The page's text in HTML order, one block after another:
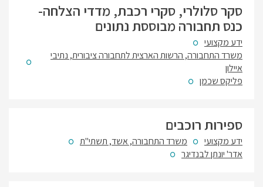
סקר סלולרי, סקרי רכבת, מדדי הצלחה-
כנס תחבורה מבוססת נתונים
ידע מקצועי
משרד התחבורה, הרשות הארצית לתחבורה ציבורית, נתיבי
איילון
פליקס שכמן
ספירות רוכבים
ידע מקצועי
משרד התחבורה, אשד, תשתי"ת
אדר' יונתן לבנדיגר